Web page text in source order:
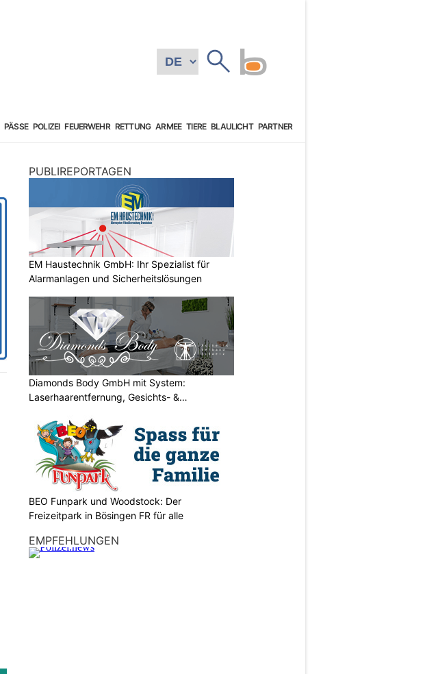
PÄSSE POLIZEI FEUERWEHR RETTUNG ARMEE TIERE BLAULICHT PARTNER
PUBLIREPORTAGEN
EM Haustechnik GmbH: Ihr Spezialist für
Alarmanlagen und Sicherheitslösungen
Diamonds Body GmbH mit System:
Laserhaarentfernung, Gesichts- &
BEO Funpark und Woodstock: Der
Freizeitpark in Bösingen FR für alle
EMPFEHLUNGEN